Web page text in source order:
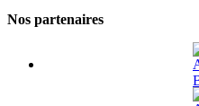
Nos partenaires